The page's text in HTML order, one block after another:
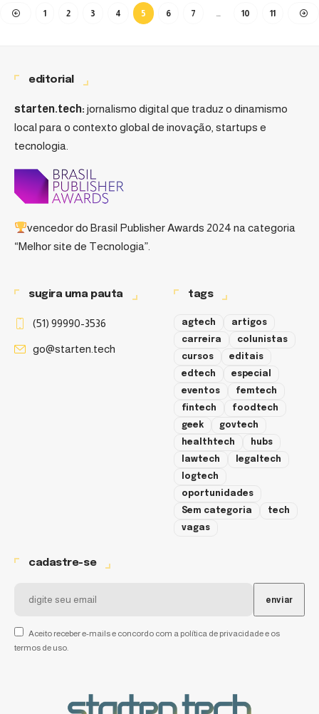
1 2 3 4 5 6 7 … 10 11
editorial
starten.tech: jornalismo digital que traduz o dinamismo
local para o contexto global de inovação, startups e
tecnologia.
vencedor do Brasil Publisher Awards 2024 na categoria
“Melhor site de Tecnologia”.
sugira uma pauta
(51) 99990-3536
go@starten.tech
tags
agtech
artigos
carreira
colunistas
cursos
editais
edtech
especial
eventos
femtech
fintech
foodtech
geek
govtech
healthtech
hubs
lawtech
legaltech
logtech
oportunidades
Sem categoria
tech
vagas
cadastre-se
Aceito receber e-mails e concordo com a política de privacidade e os
termos de uso.